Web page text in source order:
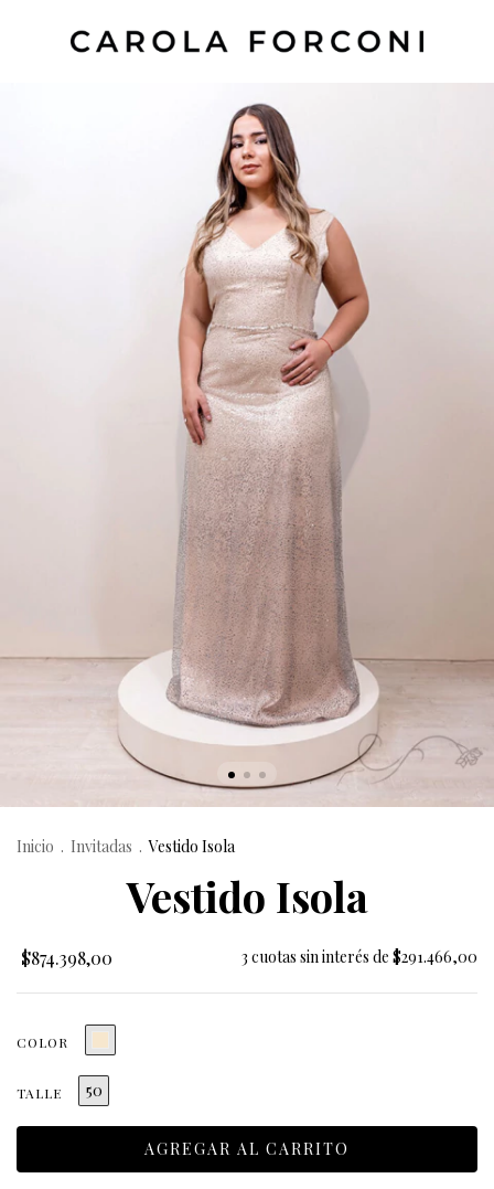
Inicio . Invitadas . Vestido Isola
Vestido Isola
$874.398,00 3 cuotas sin interés de $291.466,00
COLOR
TALLE 50